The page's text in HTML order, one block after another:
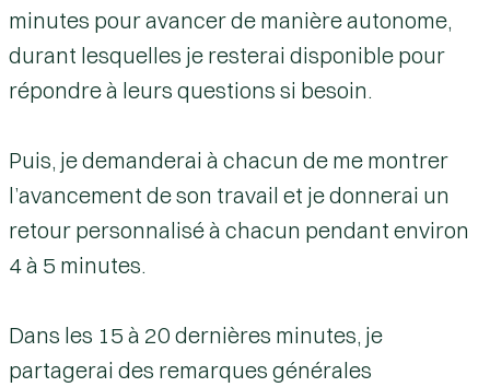
minutes pour avancer de manière autonome,
durant lesquelles je resterai disponible pour
répondre à leurs questions si besoin.
Puis, je demanderai à chacun de me montrer
l’avancement de son travail et je donnerai un
retour personnaliséà chacun pendant environ
4 à 5 minutes.
Dans les 15 à 20 dernières minutes, je
partagerai des remarques générales